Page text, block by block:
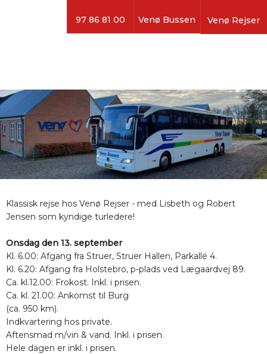
97 86 81 00 Venø Bussen Venø Rejser
​Klassisk rejse hos Venø Rejser - med Lisbeth og Robert
Jensen som kyndige turledere!
Onsdag den 13. september
Kl. 6.00: Afgang fra Struer, Struer Hallen, Parkallé 4.
Kl. 6.20: Afgang fra Holstebro, p-plads ved Lægaardvej 89.
Ca. kl.12.00: Frokost. Inkl. i prisen.
Ca. kl. 21.00: Ankomst til Burg
(ca. 950 km).
Indkvartering hos private.
Aftensmad m/vin & vand. Inkl. i prisen.
Hele dagen er inkl. i prisen.